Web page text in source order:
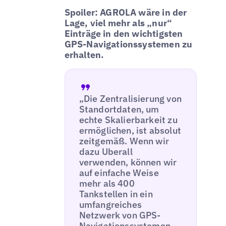
Spoiler: AGROLA wäre in der
Lage, viel mehr als „nur“
Einträge in den wichtigsten
GPS-Navigationssystemen zu
erhalten.
„Die Zentralisierung von
Standortdaten, um
echte Skalierbarkeit zu
ermöglichen, ist absolut
zeitgemäß. Wenn wir
dazu Uberall
verwenden, können wir
auf einfache Weise
mehr als 400
Tankstellen in ein
umfangreiches
Netzwerk von GPS-